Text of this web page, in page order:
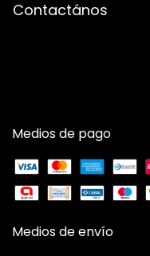
Contactános
Medios de pago
Medios de envío